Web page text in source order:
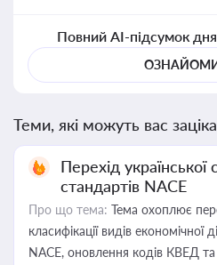
Повний AI-підсумок
Теми, які можуть вас
Перехід
стандартів NACE
Про що тема: Тема охоплює
класифікації видів економічної
NACE, оновлення кодів КВЕД та